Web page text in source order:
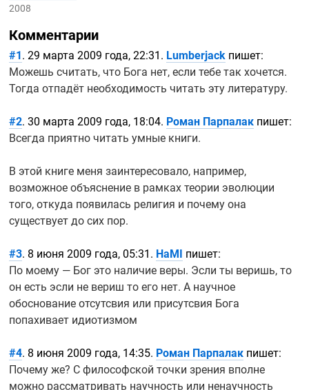
2008
Комментарии
#1. 29 марта 2009 года, 22:31. Lumberjack пишет:
Можешь считать, что Бога нет, если тебе так хочется.
Тогда отпадёт необходимость читать эту литературу.
#2. 30 марта 2009 года, 18:04. Роман Парпалак пишет:
Всегда приятно читать умные книги.
В этой книге меня заинтересовало, например,
возможное объяснение в рамках теории эволюции
того, откуда появилась религия и почему она
существует до сих пор.
#3. 8 июня 2009 года, 05:31. HaMI пишет:
По моему — Бог это наличие веры. Эсли ты веришь, то
он есть эсли не вериш то его нет. А научное
обоснование отсутсвия или присутсвия Бога
попахивает идиотизмом
#4. 8 июня 2009 года, 14:35. Роман Парпалак пишет:
Почему же? С философской точки зрения вполне
можно рассматривать научность или ненаучность